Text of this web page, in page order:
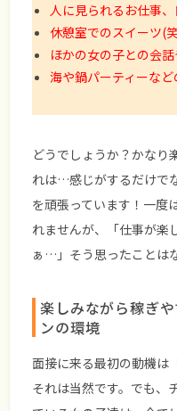
人に見られるお仕事
休憩室でのスイーツ(
ほかの女の子との会
海や鍋パーティーなど
どうでしょうか？かなり
れは…感じがするだけで
を頑張っています！一度
れませんが、「仕事が楽
ぁ…」そう思ったことは
楽しみながら稼ぎ
ンの環境
面接に来る最初の動機は
それは当然です。でも、